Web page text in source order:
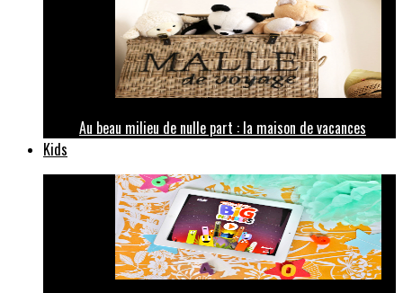
Au beau milieu de nulle part : la maison de vacances
Kids